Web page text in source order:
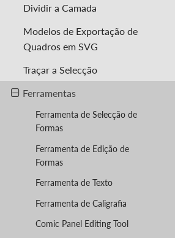
Dividir a Camada
Modelos de Exportação de
Quadros em SVG
Traçar a Selecção
Ferramentas
Ferramenta de Selecção de
Formas
Ferramenta de Edição de
Formas
Ferramenta de Texto
Ferramenta de Caligrafia
Comic Panel Editing Tool